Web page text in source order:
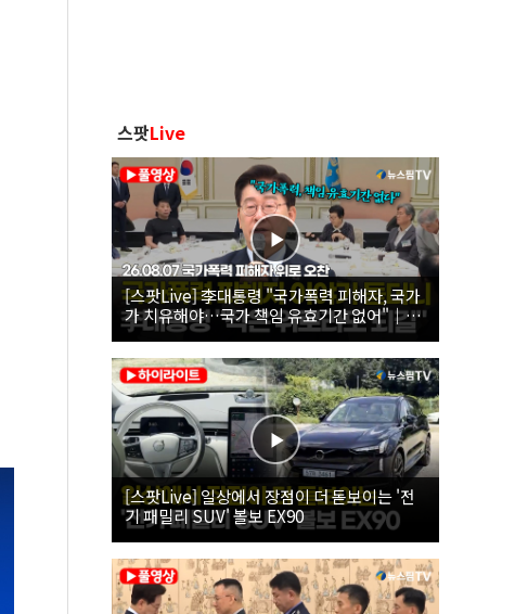
스팟Live
[스팟Live] 李대통령 "국가폭력 피해자, 국가
가 치유해야…국가 책임 유효기간 없어"｜
26.08.07 국가폭력 피해자 위로 오찬
[스팟Live] 일상에서 장점이 더 돋보이는 '전
기 패밀리 SUV' 볼보 EX90